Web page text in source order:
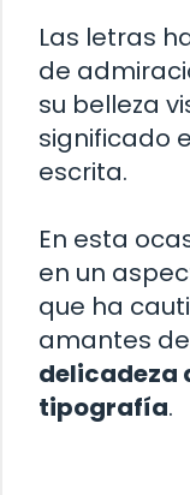
Las letras
de
su belleza
significado
escrita.
En esta
en un
que ha
amantes
delicadeza
tipografía.